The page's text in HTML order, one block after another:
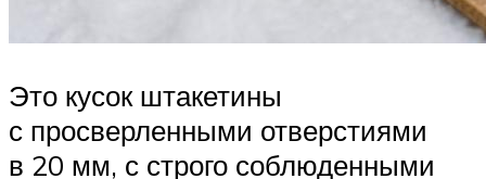
Это кусок штакетины
с просверленными отверстиями
в 20 мм, с строго соблюденными